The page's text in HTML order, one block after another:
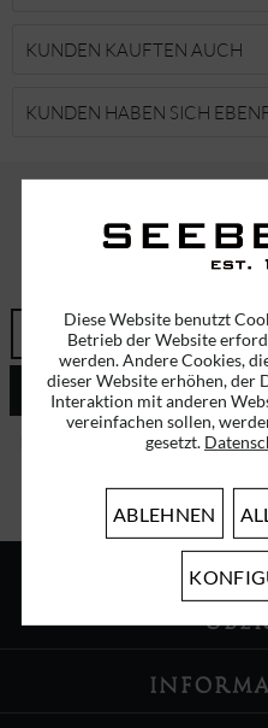
KUNDEN KAUFTEN AUCH
KUNDEN HABEN SICH
ABONNIEREN SIE
ERHALTEN SIE EINMALIG
Diese Website benutzt
Betrieb der Website
werden. Andere Cookies,
dieser Website erhöhen, der
Interaktion mit anderen
vereinfachen sollen,
gesetzt.
ABLEHNEN